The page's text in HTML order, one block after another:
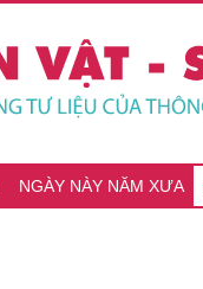
NGÀY NÀY NĂM XƯA